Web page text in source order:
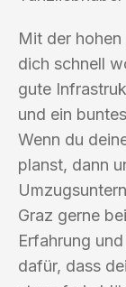
Mit der
dich schnell
gute
und ein
Wenn du
planst, dann
Graz gerne
Erfahrung
dafür, dass